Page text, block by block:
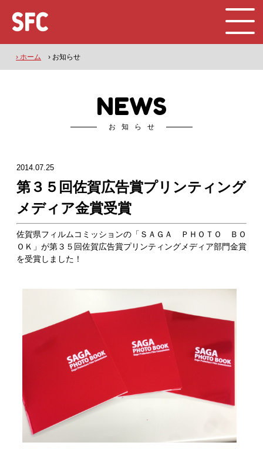
› ホーム › お知らせ
NEWS
お知らせ
2014.07.25
第３５回佐賀広告賞プリンティング
メディア金賞受賞
佐賀県フィルムコミッションの「ＳＡＧＡ ＰＨＯＴＯ ＢＯ
ＯＫ」が第３５回佐賀広告賞プリンティングメディア部門金賞
を受賞しました！